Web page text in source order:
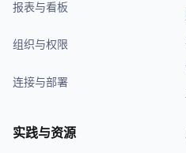
报表与看板
组织与权限
连接与部署
实践与资源